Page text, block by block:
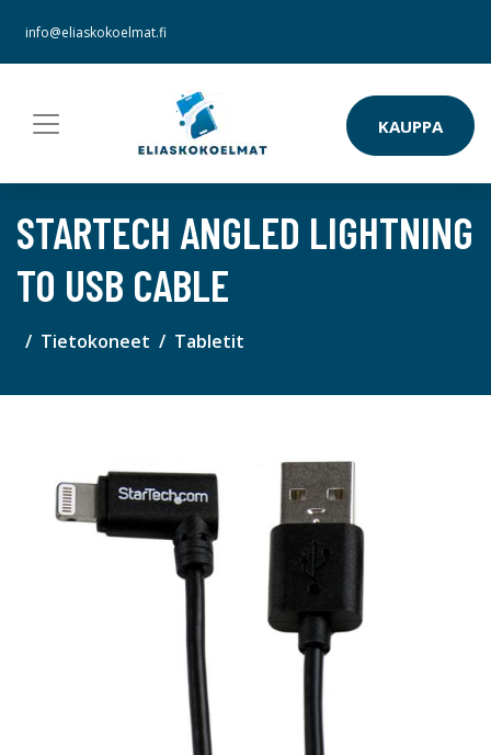
info@eliaskokoelmat.fi
KAUPPA
STARTECH ANGLED LIGHTNING
TO USB CABLE
Tietokoneet Tabletit